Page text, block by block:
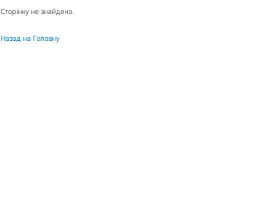
Сторінку не знайдено.
Назад на Головну